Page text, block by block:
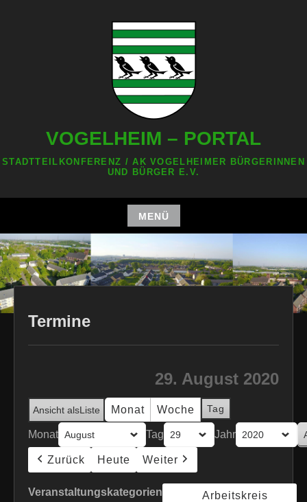
VOGELHEIM – PORTAL
STADTTEILKONFERENZ / AK VOGELHEIMER BÜRGERINNEN
UND BÜRGER E.V.
MENÜ
Zum
Inhalt
springen
Termine
29. August 2020
Ansicht alsListe Monat Woche Tag
Monat Tag Jahr
Zurück Heute Weiter
Veranstaltungskategorien
Arbeitskreis